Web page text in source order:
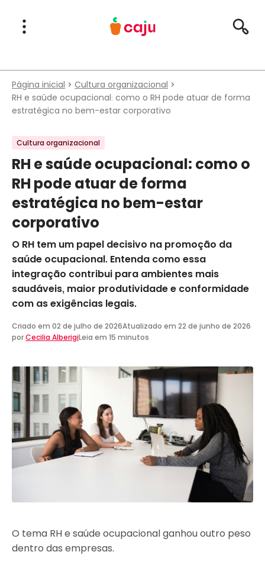
Menu Principal
Abrir Menu
Página inicial
Cultura organizacional
RH e saúde ocupacional: como o RH pode atuar de forma
estratégica no bem-estar corporativo
Cultura organizacional
RH e saúde ocupacional: como o
RH pode atuar de forma
estratégica no bem-estar
corporativo
O RH tem um papel decisivo na promoção da
saúde ocupacional. Entenda como essa
integração contribui para ambientes mais
saudáveis, maior produtividade e conformidade
com as exigências legais.
Criado em 02 de julho de 2026Atualizado em 22 de junho de 2026
porCecilia AlberigiLeia em 15 minutos
O tema RH e saúde ocupacional ganhou outro peso
dentro das empresas.